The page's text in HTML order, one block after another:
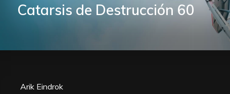
Catarsis de Destrucción 60
Arik Eindrok